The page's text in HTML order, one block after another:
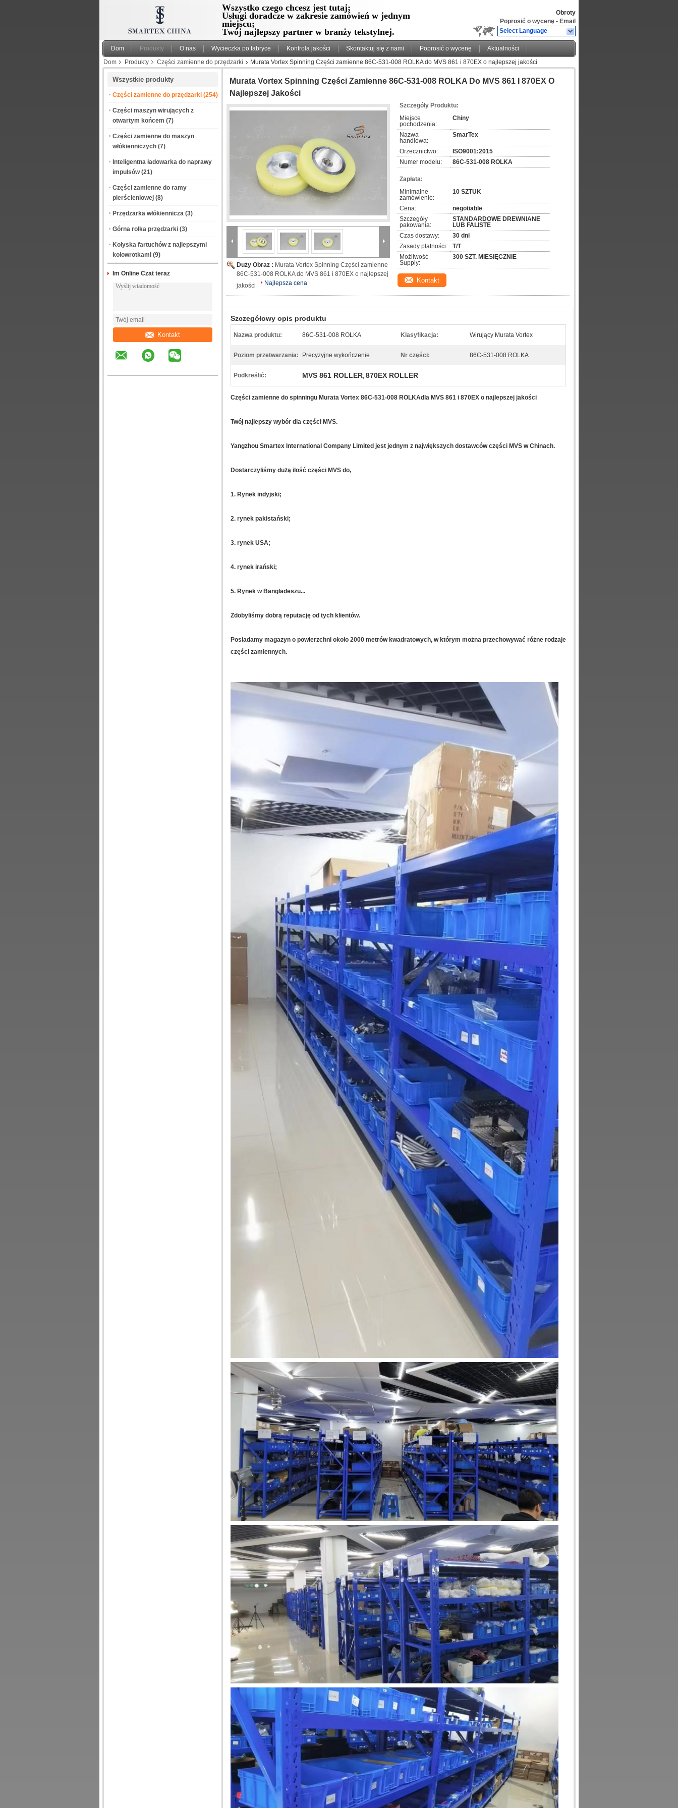
Wszystko czego chcesz jest tutaj;
Usługi doradcze w zakresie zamówień w jednym
miejscu;
Twój najlepszy partner w branży tekstylnej.
Obroty
Poprosić o wycenę - Email
Select Language
Dom Produkty O nas Wycieczka po fabryce Kontrola jakości Skontaktuj się z nami Poprosić o wycenę
Aktualności
Dom
Produkty Części zamienne do przędzarki Murata Vortex Spinning Części zamienne 86C-531-008 ROLKA do MVS 861 i 870EX o najlepszej jakości
Wszystkie produkty
Części zamienne do przędzarki (254)
Części maszyn wirujących z
otwartym końcem (7)
Części zamienne do maszyn
włókienniczych (7)
Inteligentna ładowarka do naprawy
impulsów (21)
Części zamienne do ramy
pierścieniowej (8)
Przędzarka włókiennicza (3)
Górna rolka przędzarki (3)
Kołyska fartuchów z najlepszymi
kołowrotkami (9)
Im Online Czat teraz
Kontakt
Murata Vortex Spinning Części Zamienne 86C-531-008 ROLKA Do MVS 861 I 870EX O
Najlepszej Jakości
Duży Obraz : Murata Vortex Spinning Części zamienne
86C-531-008 ROLKA do MVS 861 i 870EX o najlepszej
jakości
Najlepsza cena
Szczegóły Produktu:
Miejsce
pochodzenia:
Chiny
Nazwa
handlowa:
SmarTex
Orzecznictwo:
ISO9001:2015
Numer modelu:
86C-531-008 ROLKA
Zapłata:
Minimalne
zamówienie:
10 SZTUK
Cena:
negotiable
Szczegóły
pakowania:
STANDARDOWE DREWNIANE
LUB FALISTE
Czas dostawy:
30 dni
Zasady płatności:
T/T
Możliwość
Supply:
300 SZT. MIESIĘCZNIE
Kontakt
Szczegółowy opis produktu
Nazwa produktu: 86C-531-008 ROLKA Klasyfikacja: Wirujący Murata Vortex
Poziom przetwarzania: Precyzyjne wykończenie Nr części: 86C-531-008 ROLKA
Podkreślić: MVS 861 ROLLER, 870EX ROLLER
Części zamienne do spinningu Murata Vortex 86C-531-008 ROLKAdla MVS 861 i 870EX o najlepszej jakości
Twój najlepszy wybór dla części MVS.
Yangzhou Smartex International Company Limited jest jednym z największych dostawców części MVS w Chinach.
Dostarczyliśmy dużą ilość części MVS do,
1. Rynek indyjski;
2. rynek pakistański;
3. rynek USA;
4. rynek irański;
5. Rynek w Bangladeszu...
Zdobyliśmy dobrą reputację od tych klientów.
Posiadamy magazyn o powierzchni około 2000 metrów kwadratowych, w którym można przechowywać różne rodzaje
części zamiennych.